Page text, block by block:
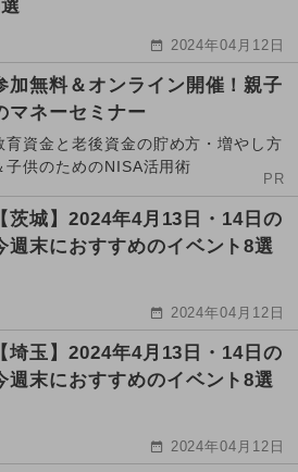
2024年04月12日
加無料＆オンライン開催！親子
マネーセミナー
育資金と老後資金の貯め方・増やし方
子供のためのNISA活用術
PR
【茨城】2024年4月13日・14日の
週末におすすめのイベント8選
2024年04月12日
【埼玉】2024年4月13日・14日の
週末におすすめのイベント8選
2024年04月12日